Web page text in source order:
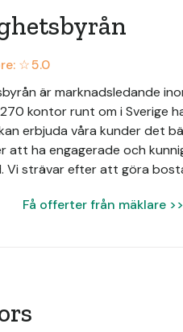
☆5.0
är marknadsledande
kontor runt om i Sverige
erbjuda våra kunder det
att ha engagerade och
Vi strävar efter att göra
Få offerter från mäklare >>